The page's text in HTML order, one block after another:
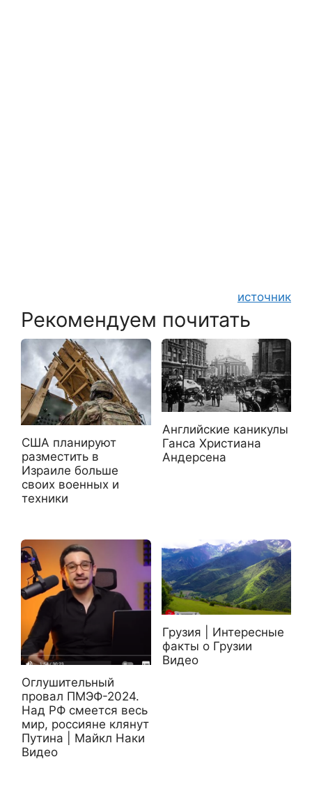
источник
Рекомендуем почитать
США планируют
разместить в
Израиле больше
своих военных и
техники
Английские каникулы
Ганса Христиана
Андерсена
Оглушительный
провал ПМЭФ-2024.
Над РФ смеется весь
мир, россияне клянут
Путина | Майкл Наки
Видео
Грузия | Интересные
факты о Грузии
Видео